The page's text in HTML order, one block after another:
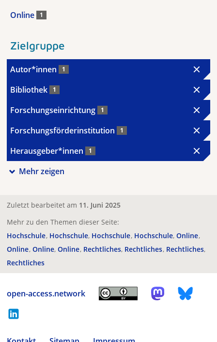
Online 1
Zielgruppe
Autor*innen 1
Bibliothek 1
Forschungseinrichtung 1
Forschungsförderinstitution 1
Herausgeber*innen 1
Mehr zeigen
Zuletzt bearbeitet am 11. Juni 2025
Mehr zu den Themen dieser Seite:
Hochschule Hochschule Hochschule Hochschule Online
Online Online Online Rechtliches Rechtliches Rechtliches
Rechtliches
open-access.network